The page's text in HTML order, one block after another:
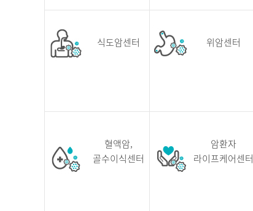
식도암센터 위암센터
혈액암,
골수이식센터
암환자
라이프케어센터